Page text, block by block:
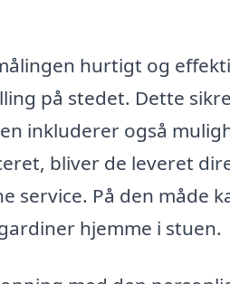
hurtigt og
på stedet. Dette
inkluderer også
bliver de leveret
service. På den måde
hjemme i stuen.